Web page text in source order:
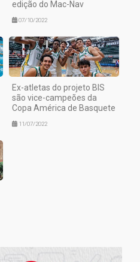
edição do Mac-Nav
07/10/2022
Ex-atletas do projeto BIS
são vice-campeões da
Copa América de Basquete
11/07/2022